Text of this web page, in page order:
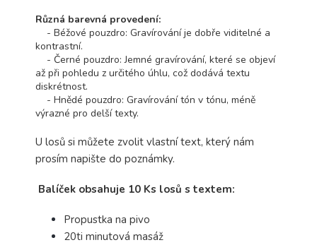
Různá barevná provedení:
- Béžové pouzdro: Gravírování je dobře viditelné a
kontrastní.
- Černé pouzdro: Jemné gravírování, které se objeví
až při pohledu z určitého úhlu, což dodává textu
diskrétnost.
- Hnědé pouzdro: Gravírování tón v tónu, méně
výrazné pro delší texty.
U losů si můžete zvolit vlastní text, který nám
prosím napište do poznámky.
Balíček obsahuje 10 Ks losů s textem:
Propustka na pivo
20ti minutová masáž